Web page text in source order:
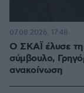
Ο ΣΚΑΪ έλυσε τη
σύμβουλο,
ανακοίνωση
07.08.2026, 17:48